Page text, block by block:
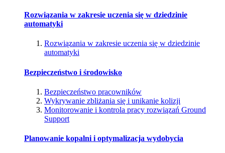
Rozwiązania w zakresie uczenia się w dziedzinie
automatyki
Rozwiązania w zakresie uczenia się w dziedzinie
automatyki
Bezpieczeństwo i środowisko
Bezpieczeństwo pracowników
Wykrywanie zbliżania się i unikanie kolizji
Monitorowanie i kontrola pracy rozwiązań Ground
Support
Planowanie kopalni i optymalizacja wydobycia